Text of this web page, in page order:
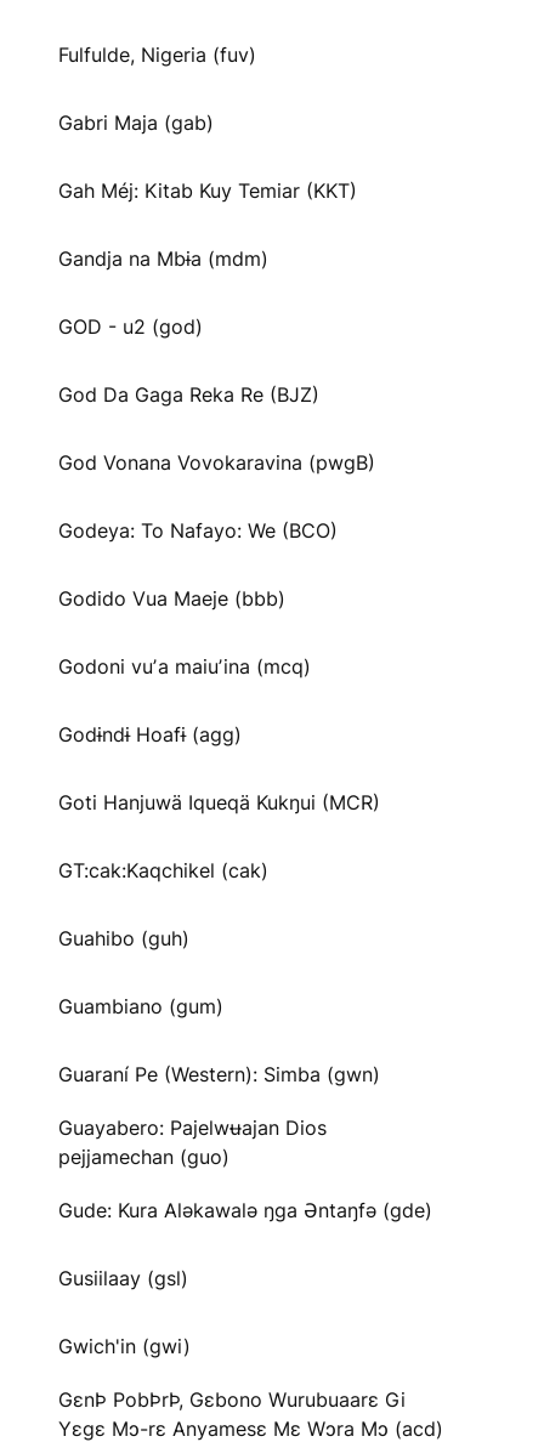
Fulfulde, Nigeria (fuv)
Gabri Maja (gab)
Gah Méj: Kitab Kuy Temiar (KKT)
Gandja na Mbɨa (mdm)
GOD - u2 (god)
God Da Gaga Reka Re (BJZ)
God Vonana Vovokaravina (pwgB)
Godeya: To Nafayo: We (BCO)
Godido Vua Maeje (bbb)
Godoni vuʼa maiuʼina (mcq)
Godɨndɨ Hoafɨ (agg)
Goti Hanjuwä Iqueqä Kukŋui (MCR)
GT:cak:Kaqchikel (cak)
Guahibo (guh)
Guambiano (gum)
Guaraní Pe (Western): Simba (gwn)
Guayabero: Pajelwʉajan Dios
pejjamechan (guo)
Gude: Kura Aləkawalə ŋga Əntaŋfə (gde)
Gusiilaay (gsl)
Gwich'in (gwi)
GɛnÞ PobÞrÞ, Gɛbono Wurubuaarɛ Gi
Yɛgɛ Mɔ-rɛ Anyamesɛ Mɛ Wɔra Mɔ (acd)